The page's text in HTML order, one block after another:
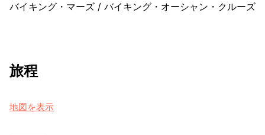
バイキング・マーズ / バイキング・オーシャン・クルーズ
旅程
地図を表示